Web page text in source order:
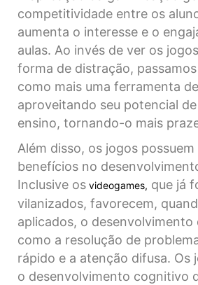
competitividade entre os
aumenta o interesse e o
aulas. Ao invés de ver os
forma de distração,
como mais uma ferramenta
aproveitando seu potencial
ensino, tornando-o mais
Além disso, os jogos
benefícios no
Inclusive os videogames, que já
vilanizados, favorecem,
aplicados, o desenvolvimento
como a resolução de
rápido e a atenção difusa. Os
o desenvolvimento cognitivo